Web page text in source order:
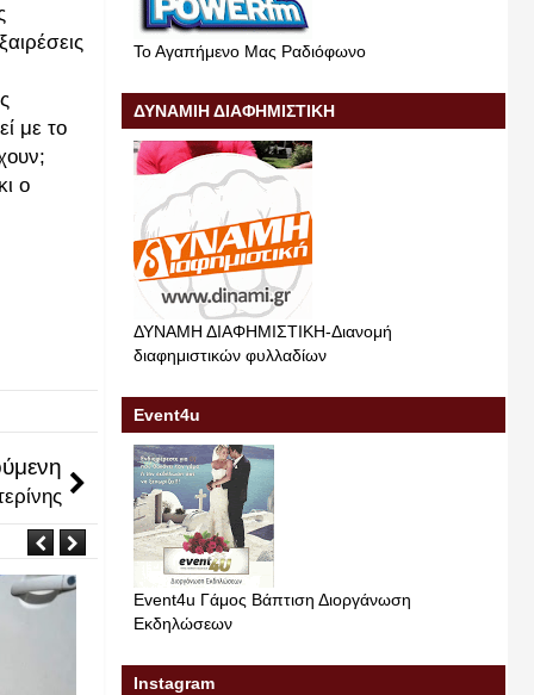
με το
ο
Το Αγαπήμενο Μας Ραδιόφωνο
ΔΥΝΑΜΙΗ ΔΙΑΦΗΜΙΣΤΙΚΗ
ΔΥΝΑΜΗ ΔΙΑΦΗΜΙΣΤΙΚΗ-Διανομή
διαφημιστικών φυλλαδίων
Event4u
Event4u Γάμος Βάπτιση Διοργάνωση
Εκδηλώσεων
Instagram